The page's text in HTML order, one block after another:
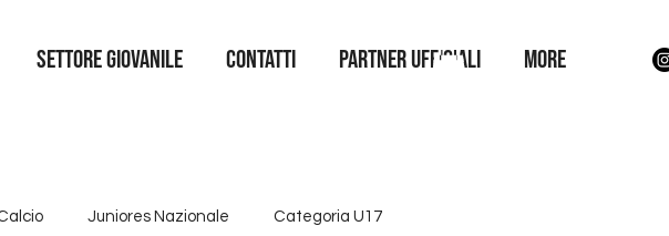
SETTORE GIOVANILE Contatti Partner Ufficiali More
Juniores Nazionale Categoria U17